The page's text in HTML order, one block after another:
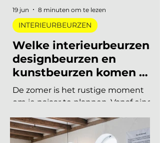
november en de presale is
begonnen! Vorig jaar u
Welke interieurbeurzen,
designbeurzen en
kunstbeurzen komen er
om je najaar te plannen. Vanaf eind
augustus draait de
INTERIEURBEURZEN
19 jun 8 minuten om te lezen